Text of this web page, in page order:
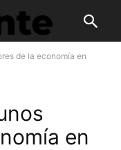
de la economía en
en